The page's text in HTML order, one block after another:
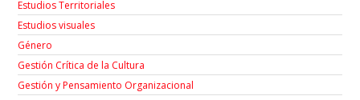
Estudios Territoriales
Estudios visuales
Género
Gestión Crítica de la Cultura
Gestión y Pensamiento Organizacional